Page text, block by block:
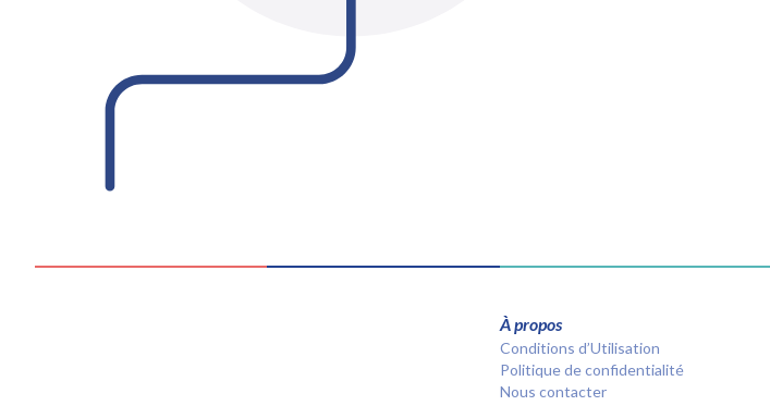
À propos
Conditions d’Utilisation
Politique de confidentialité
Nous contacter